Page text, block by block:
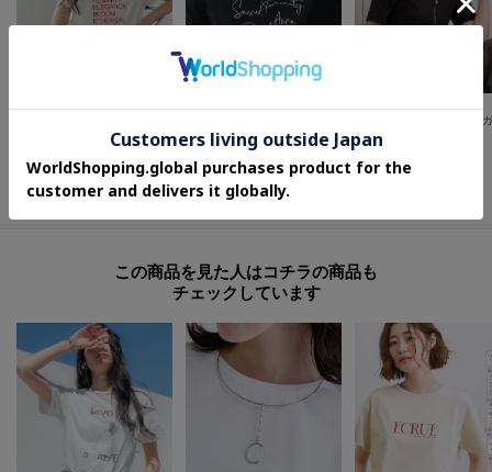
¥5,940 ¥1,999
33
%OFF
この商品を見た人はコチラの商品も
チェックしています